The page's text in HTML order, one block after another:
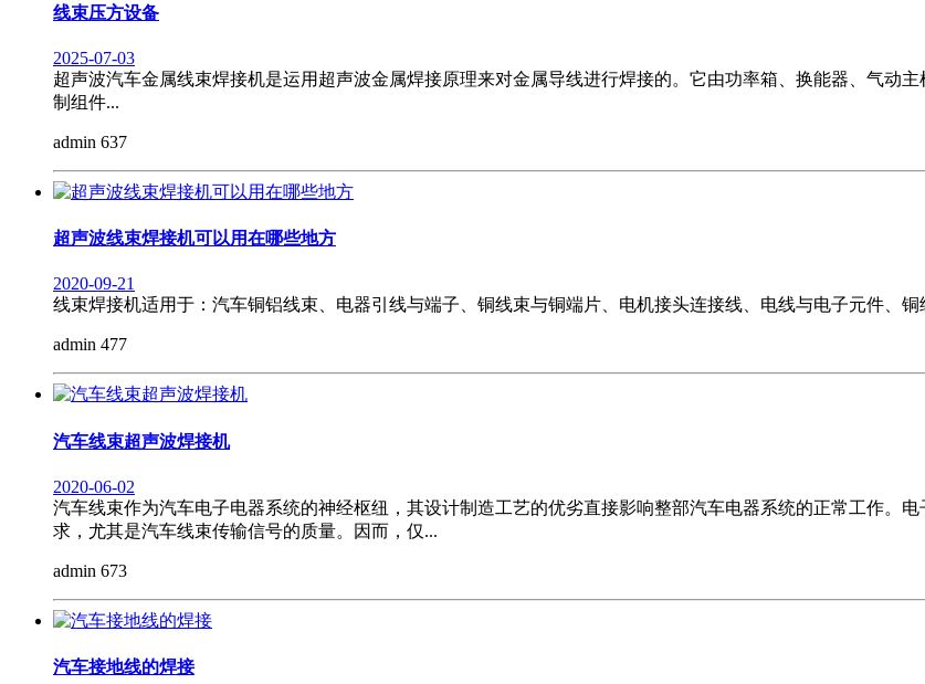
线束压方设备
2025-07-03
超声波汽车金属线束焊接机是运用超声波金属焊接原理来对金属导线进行焊接的。它由功率箱、换能器、气动
制组件...
admin 637
超声波线束焊接机可以用在哪些地方
2020-09-21
线束焊接机适用于：汽车铜铝线束、电器引线与端子、铜线束与铜端片、电机接头连接线、电线与电子元件、
admin 477
汽车线束超声波焊接机
2020-06-02
汽车线束作为汽车电子电器系统的神经枢纽，其设计制造工艺的优劣直接影响整部汽车电器系统的正常工作。
求，尤其是汽车线束传输信号的质量。因而，仅...
admin 673
汽车接地线的焊接